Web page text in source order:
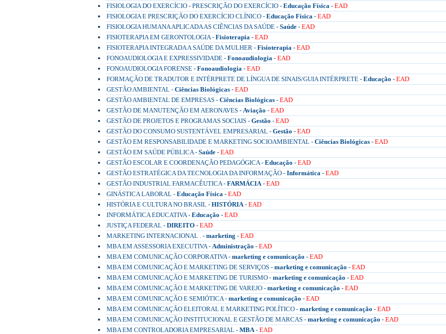
FISIOLOGIA DO EXERCÍCIO - PRESCRIÇÃO DO EXERCÍCIO - Educação Física - EAD
FISIOLOGIA E PRESCRIÇÃO DO EXERCÍCIO CLÍNICO - Educação Física - EAD
FISIOLOGIA HUMANA APLICADA AS CIÊNCIAS DA SAÚDE - Saúde- EAD
FISIOTERAPIA EM GERONTOLOGIA - Fisioterapia - EAD
FISIOTERAPIA INTEGRADA A SAÚDE DA MULHER - Fisioterapia - EAD
FONOAUDIOLOGIA E EXPRESSIVIDADE - Fonoaudiologia - EAD
FONOAUDIOLOGIA FORENSE - Fonoaudiologia - EAD
FORMAÇÃO DE TRADUTOR E INTÉRPRETE DE LÍNGUA DE SINAIS/GUIA INTÉRPRETE - Educação - EAD
GESTÃO AMBIENTAL - Ciências Biológicas- EAD
GESTÃO AMBIENTAL DE EMPRESAS - Ciências Biológicas- EAD
GESTÃO DE MANUTENÇÃO EM AERONAVES - Aviação - EAD
GESTÃO DE PROJETOS E PROGRAMAS SOCIAIS - Gestão - EAD
GESTÃO DO CONSUMO SUSTENTÁVEL EMPRESARIAL - Gestão - EAD
GESTÃO EM RESPONSABILIDADE E MARKETING SOCIOAMBIENTAL - Ciências Biológicas- EAD
GESTÃO EM SAÚDE PÚBLICA - Saúde- EAD
GESTÃO ESCOLAR E COORDENAÇÃO PEDAGÓGICA - Educação - EAD
GESTÃO ESTRATÉGICA DA TECNOLOGIA DA INFORMAÇÃO - Informática - EAD
GESTÃO INDUSTRIAL FARMACÊUTICA - FARMÁCIA- EAD
GINÁSTICA LABORAL - Educação Física - EAD
HISTÓRIA E CULTURA NO BRASIL - HISTÓRIA- EAD
INFORMÁTICA EDUCATIVA - Educação - EAD
JUSTIÇA FEDERAL - DIREITO- EAD
MARKETING INTERNACIONAL . - marketing - EAD
MBA EM ASSESSORIA EXECUTIVA - Administração - EAD
MBA EM COMUNICAÇÃO CORPORATIVA - marketing e comunicação - EAD
MBA EM COMUNICAÇÃO E MARKETING DE SERVIÇOS - marketing e comunicação - EAD
MBA EM COMUNICAÇÃO E MARKETING DE TURISMO - marketing e comunicação - EAD
MBA EM COMUNICAÇÃO E MARKETING DE VAREJO - marketing e comunicação - EAD
MBA EM COMUNICAÇÃO E SEMIÓTICA - marketing e comunicação - EAD
MBA EM COMUNICAÇÃO ELEITORAL E MARKETING POLÍTICO - marketing e comunicação - EAD
MBA EM COMUNICAÇÃO INSTITUCIONAL E GESTÃO DE MARCAS - marketing e comunicação - EAD
MBA EM CONTROLADORIA EMPRESARIAL - MBA- EAD